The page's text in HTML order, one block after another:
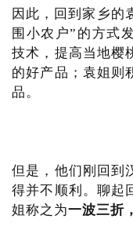
因此，回到家乡的
围小农户”的方式
技术，提高当地樱
的好产品；袁姐则
品。
但是，他们刚回到
得并不顺利。聊起
姐称之为一波三折